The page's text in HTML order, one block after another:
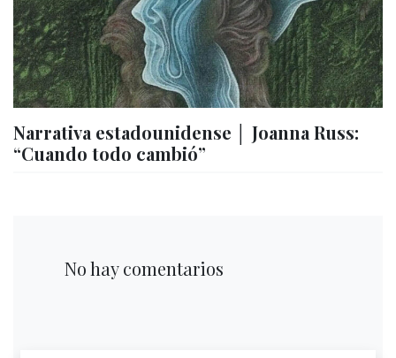
Narrativa estadounidense │ Joanna Russ:
“Cuando todo cambió”
No hay comentarios